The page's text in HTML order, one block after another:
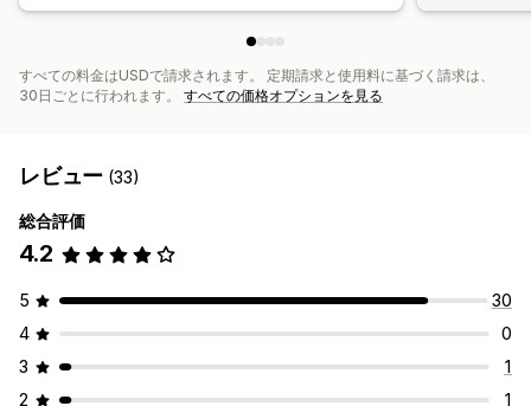
すべての料金はUSDで請求されます。 定期請求と使用料に基づく請求は、
30日ごとに行われます。 すべての価格オプションを見る
レビュー (33)
総合評価
4.2
5
30
4
0
3
1
2
1